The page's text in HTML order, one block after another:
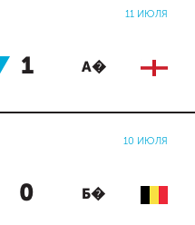
11 ИЮЛЯ
1 А�
10 ИЮЛЯ
0 Б�